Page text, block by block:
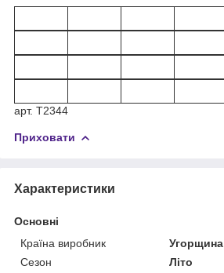
арт. T2344
Приховати
Характеристики
Основні
Країна виробник
Угорщина
Сезон
Літо